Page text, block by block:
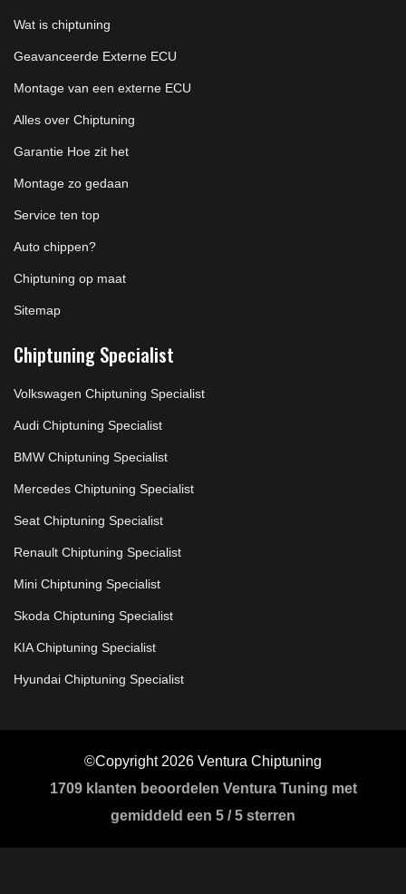
Wat is chiptuning
Geavanceerde Externe ECU
Montage van een externe ECU
Alles over Chiptuning
Garantie Hoe zit het
Montage zo gedaan
Service ten top
Auto chippen?
Chiptuning op maat
Sitemap
Chiptuning Specialist
Volkswagen Chiptuning Specialist
Audi Chiptuning Specialist
BMW Chiptuning Specialist
Mercedes Chiptuning Specialist
Seat Chiptuning Specialist
Renault Chiptuning Specialist
Mini Chiptuning Specialist
Skoda Chiptuning Specialist
KIA Chiptuning Specialist
Hyundai Chiptuning Specialist
©Copyright 2026 Ventura Chiptuning
1709klanten beoordelen Ventura Tuning met
gemiddeld een 5 /5 sterren